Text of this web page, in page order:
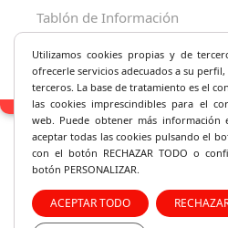
Tablón de Información
Decreto 625/2019
Utilizamos cookies propias y de
ofrecerle servicios adecuados a su
terceros. La base de tratamiento es el
las cookies imprescindibles para el
web. Puede obtener más información
aceptar todas las cookies pulsando el
con el botón RECHAZAR TODO o
botón PERSONALIZAR.
ACEPTAR TODO